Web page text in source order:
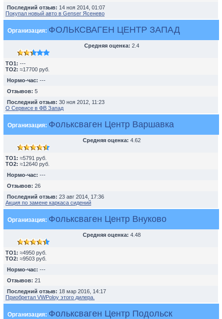
Последний отзыв: 14 ноя 2014, 01:07
Покупал новый авто в Genser Ясенево
Организация: ФОЛЬКСВАГЕН ЦЕНТР ЗАПАД
Средняя оценка: 2.4
TO1: ---
TO2: ≈17700 руб.
Нормо-час: ---
Отзывов: 5
Последний отзыв: 30 ноя 2012, 11:23
О Сервисе в ФВ Запад
Организация: Фольксваген Центр Варшавка
Средняя оценка: 4.62
TO1: ≈5791 руб.
TO2: ≈12640 руб.
Нормо-час: ---
Отзывов: 26
Последний отзыв: 23 авг 2014, 17:36
Акция по замене каркаса сидений
Организация: Фольксваген Центр Внуково
Средняя оценка: 4.48
TO1: ≈4950 руб.
TO2: ≈9503 руб.
Нормо-час: ---
Отзывов: 21
Последний отзыв: 18 мар 2016, 14:17
Приобретал VWPoloу этого дилера.
Организация: Фольксваген Центр Подольск